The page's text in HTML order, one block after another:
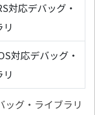
対応デバッグ・
対応デバッグ・
グ・ライブラリ